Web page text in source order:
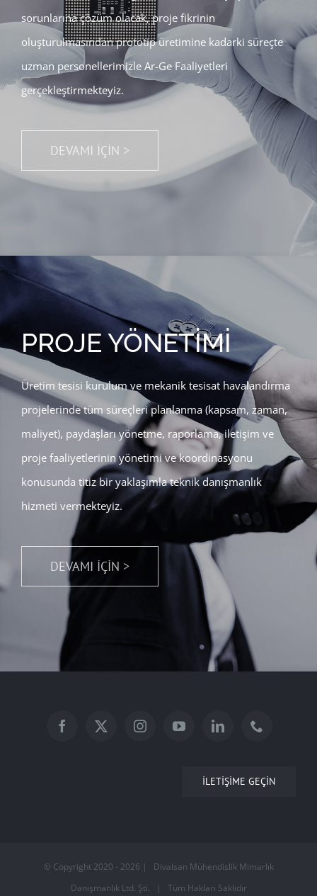
sorunlarına çözüm olacak, proje fikrinin
oluşturulmasından prototip üretimine kadarki süreçte
uzman personellerimizle Ar-Ge Faaliyetleri
gerçekleştirmekteyiz.
DEVAMI İÇİN >
PROJE YÖNETİMİ
Üretim tesisi kurulum ve mekanik tesisat havalandırma
projelerinde tüm süreçleri planlanma (kapsam, zaman,
maliyet), paydaşları yönetme, raporlama, iletişim ve
proje faaliyetlerinin yönetimi ve koordinasyonu
konusunda titiz bir yaklaşımla teknik danışmanlık
hizmeti vermekteyiz.
DEVAMI İÇİN >
İLETIŞIME GEÇIN
© Copyright 2020 - 2026 | Divalsan Mühendislik Mimarlık
Danışmanlık Ltd. Şti. | Tüm Hakları Saklıdır